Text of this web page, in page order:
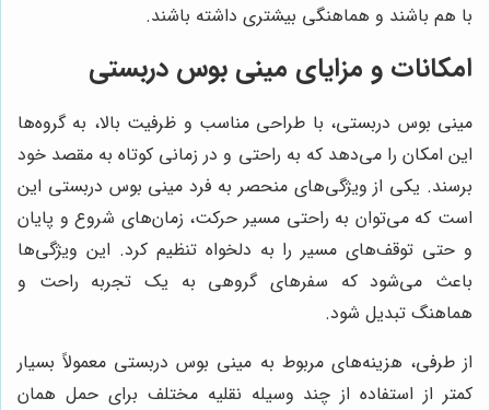
با هم باشند و هماهنگی بیشتری داشته باشند.
امکانات و مزایای مینی بوس دربستی
مینی بوس دربستی، با طراحی مناسب و ظرفیت بالا، به گروه‌ها
این امکان را می‌دهد که به راحتی و در زمانی کوتاه به مقصد خود
برسند. یکی از ویژگی‌های منحصر به فرد مینی بوس دربستی این
است که می‌توان به راحتی مسیر حرکت، زمان‌های شروع و پایان
و حتی توقف‌های مسیر را به دلخواه تنظیم کرد. این ویژگی‌ها
باعث می‌شود که سفرهای گروهی به یک تجربه راحت و
هماهنگ تبدیل شود.
از طرفی، هزینه‌های مربوط به مینی بوس دربستی معمولاً بسیار
کمتر از استفاده از چند وسیله نقلیه مختلف برای حمل همان